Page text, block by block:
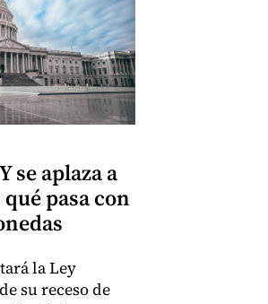
se aplaza a
pasa con
la Ley
su receso de